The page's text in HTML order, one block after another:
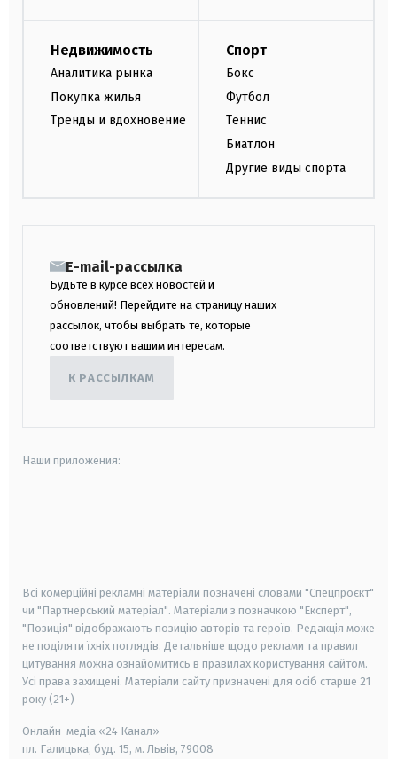
Недвижимость
Аналитика рынка
Покупка жилья
Тренды и вдохновение
Спорт
Бокс
Футбол
Теннис
Биатлон
Другие виды спорта
E-mail-рассылка
Будьте в курсе всех новостей и
обновлений! Перейдите на страницу наших
рассылок, чтобы выбрать те, которые
соответствуют вашим интересам.
К РАССЫЛКАМ
Наши приложения:
Всі комерційні рекламні матеріали позначені словами "Спецпроєкт"
чи "Партнерський матеріал". Матеріали з позначкою "Експерт",
"Позиція" відображають позицію авторів та героїв. Редакція може
не поділяти їхніх поглядів. Детальніше щодо реклами та правил
цитування можна ознайомитись в правилах користування сайтом.
Усі права захищені. Матеріали сайту призначені для осіб старше 21
року (21+)
Онлайн-медіа «24 Канал»
пл. Галицька, буд. 15, м. Львів, 79008